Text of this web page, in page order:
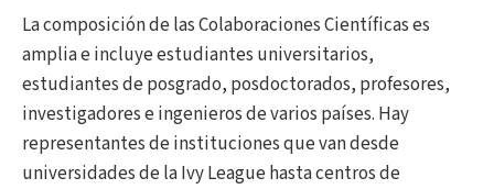
La composición de las Colaboraciones Científicas es
amplia e incluye estudiantes universitarios,
estudiantes de posgrado, posdoctorados, profesores,
investigadores e ingenieros de varios países. Hay
representantes de instituciones que van desde
universidades de la Ivy League hasta centros de